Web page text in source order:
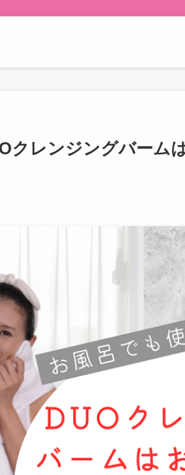
クレンジングバーム